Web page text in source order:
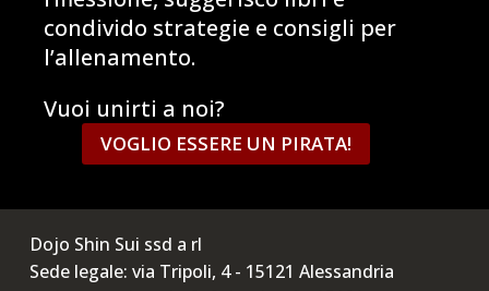
condivido strategie e consigli per
l’allenamento.
Vuoi unirti a noi?
VOGLIO ESSERE UN PIRATA!
Dojo Shin Sui ssd a rl
Sede legale: via Tripoli, 4 - 15121 Alessandria